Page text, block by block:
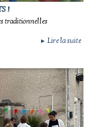
!
traditionnelles
► Lire la suite